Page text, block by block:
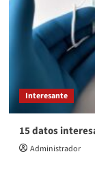
Interesante
15 datos
Administrador